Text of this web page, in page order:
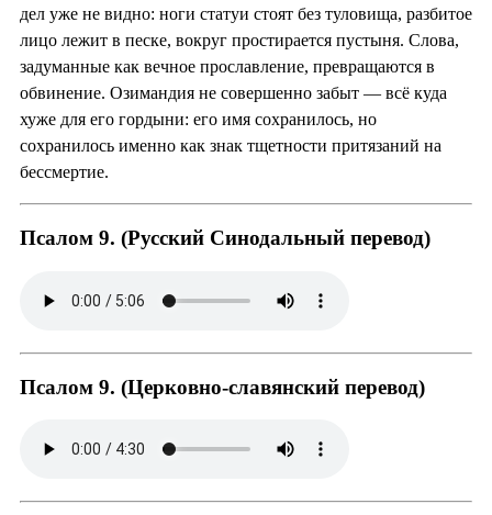
дел уже не видно: ноги статуи стоят без туловища, разбитое
лицо лежит в песке, вокруг простирается пустыня. Слова,
задуманные как вечное прославление, превращаются в
обвинение. Озимандия не совершенно забыт — всё куда
хуже для его гордыни: его имя сохранилось, но
сохранилось именно как знак тщетности притязаний на
бессмертие.
Псалом 9. (Русский Синодальный перевод)
Псалом 9. (Церковно-славянский перевод)